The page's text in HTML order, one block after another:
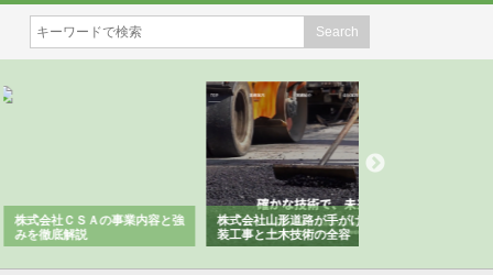
社ＣＳＡの事業内容と強
底解説
株式会社山形道路が手がける舗
装工事と土木技術の全容